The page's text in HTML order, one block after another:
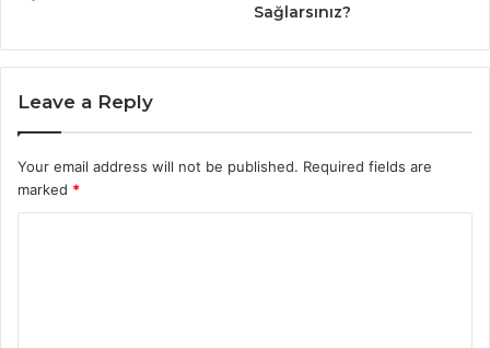
Sağlarsınız?
Leave a Reply
Your email address will not be published. Required fields are
marked *